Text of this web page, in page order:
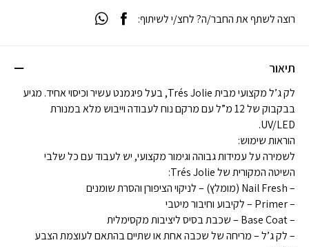
תיאור
לק ג’ל מקצועי מבית Trés Jolie, בעל פיגמנט עשיר וכיסוי אחיד. מגיע
בבקבוק של 12 מ”ל עם מרקם נוח לעבודה וייבוש מלא במנורת
UV/LED.
הוראות שימוש:
לשמירה על עמידות גבוהה וגימור מקצועי, יש לעבוד עם כל שלבי
השיטה המקורית של Trés Jolie:
– Nail Fresh (מומלץ) – לניקוי הציפורן והסרת שומנים
– Primer – לקיבוע וחיבור מיטבי
– Base Coat – שכבת בסיס ליציבות מקסימלית
– לק ג’ל – מריחה של שכבה אחת או שתיים בהתאם לעוצמת הצבע
רוצה לשתף את החבר/ה? לחצ/י לשיתוף: